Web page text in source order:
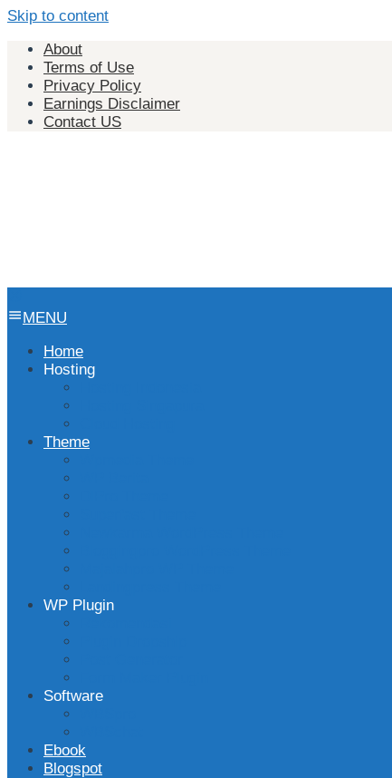
Skip to content
About
Terms of Use
Privacy Policy
Earnings Disclaimer
Contact US
MENU
Home
Hosting
Theme
WP Plugin
Software
Ebook
Blogspot